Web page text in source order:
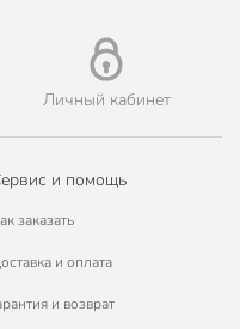
Личный кабинет
и помощь
заказать
и оплата
и возврат